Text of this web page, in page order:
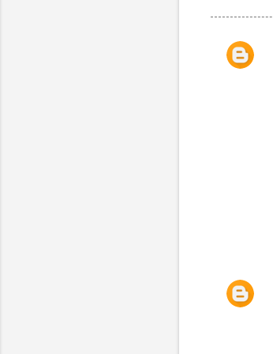
C
s